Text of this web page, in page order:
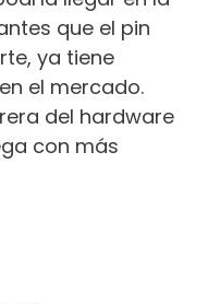
que el pin
ya tiene
el mercado.
del hardware
con más